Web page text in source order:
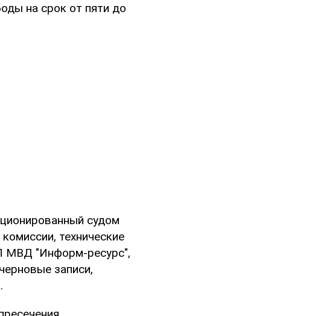
на срок от пяти до
судом
технические
МВД "Информ-ресурс",
записи,